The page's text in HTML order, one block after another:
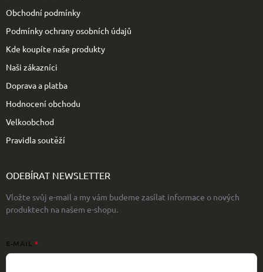
Obchodní podmínky
Podmínky ochrany osobních údajů
Kde koupíte naše produkty
Naši zákazníci
Doprava a platba
Hodnocení obchodu
Velkoobchod
Pravidla soutěží
ODEBÍRAT NEWSLETTER
Vložte svůj e-mail a my vám budeme zasílat informace o nových
produktech na našem e-shopu.
E-MAIL